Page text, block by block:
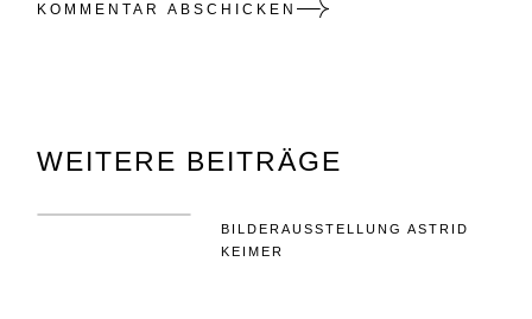
KOMMENTAR ABSCHICKEN
WEITERE BEITRÄGE
BILDERAUSSTELLUNG ASTRID
KEIMER